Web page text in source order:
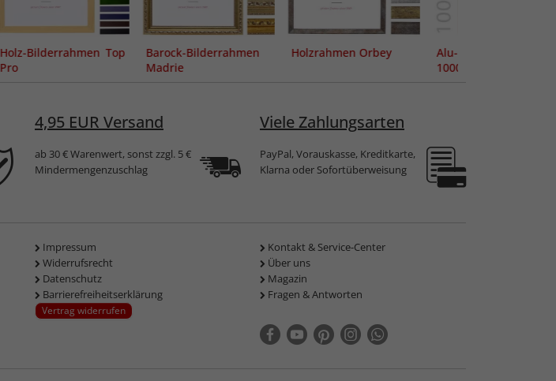
Holz-Bilderrahmen Top
Pro
Barock-Bilderrahmen
Madrie
Holzrahmen Orbey
Alu-Puzzlerahmen
1000 Teile
4,95 EUR Versand
ab 30 € Warenwert, sonst zzgl. 5 €
Mindermengenzuschlag
Viele Zahlungsarten
PayPal, Vorauskasse, Kreditkarte,
Klarna oder Sofortüberweisung
Impressum
Widerrufsrecht
Datenschutz
Barrierefreiheitserklärung
Vertrag widerrufen
Kontakt & Service-Center
Über uns
Magazin
Fragen & Antworten